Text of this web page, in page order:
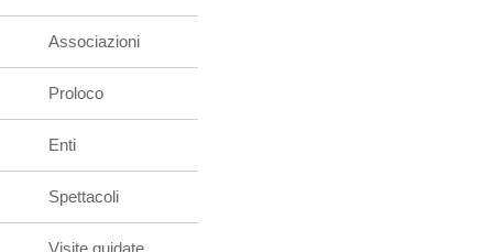
Associazioni
Proloco
Enti
Spettacoli
Visite guidate